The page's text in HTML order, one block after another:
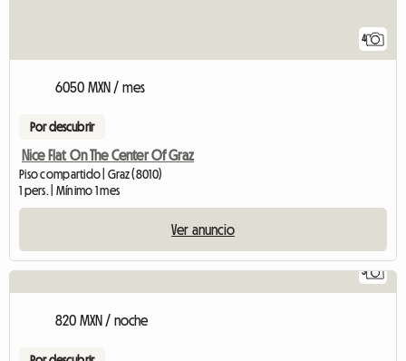
4
6050 MXN / mes
Por descubrir
Nice Flat On The Center Of Graz
Piso compartido | Graz (8010)
1 pers. | Mínimo 1 mes
Ver anuncio
3
820 MXN / noche